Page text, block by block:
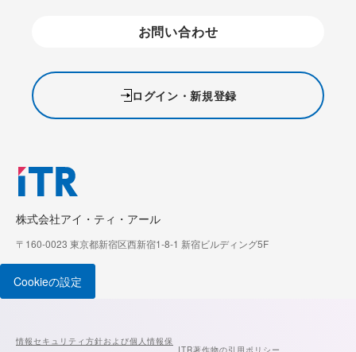
株式会社アイ・ティ・アール
〒160-0023 東京都新宿区西新宿1-8-1 新宿ビルディング5F
お問い合わせ
ログイン・新規登録
Cookieの設定
情報セキュリティ方針および個人情報保
ITR著作物の引用ポリシー